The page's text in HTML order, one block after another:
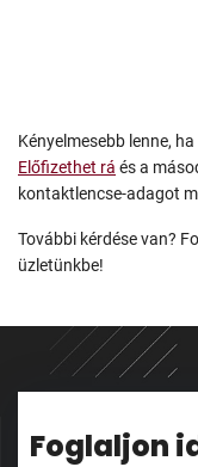
Kényelmesebb lenne,
Előfizethet rá és a
kontaktlencse-adagot
További kérdése van?
üzletünkbe!
Foglaljon